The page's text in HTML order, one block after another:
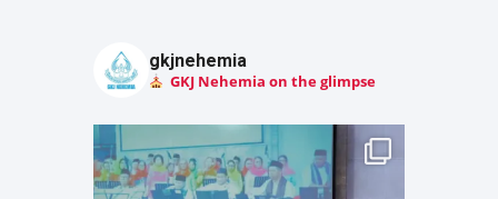
gkjnehemia
GKJ Nehemia on the glimpse